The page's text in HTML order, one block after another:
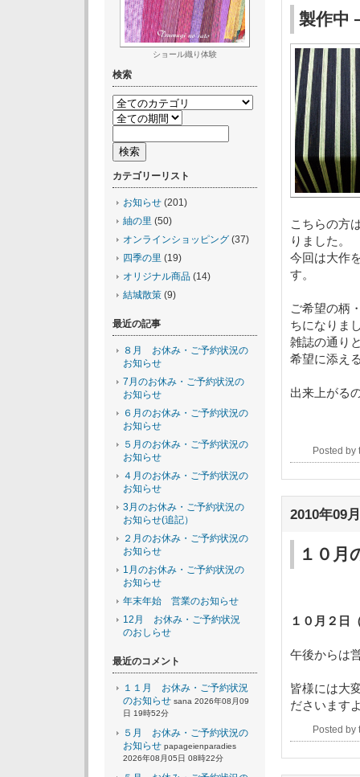
製作
こちらの方
りました。
今回は大作
す。
ご希望の柄
ちになりま
雑誌の通り
希望に添え
出来上がる
Posted
2010年09
１０月
１０月２日
午後からは
皆様には大
ださいます
Posted
ショール織り体験
検索
カテゴリーリスト
お知らせ (201)
紬の里 (50)
オンラインショッピング (37)
四季の里 (19)
オリジナル商品 (14)
結城散策 (9)
最近の記事
８月 お休み・ご予約状況の
お知らせ
7月のお休み・ご予約状況の
お知らせ
６月のお休み・ご予約状況の
お知らせ
５月のお休み・ご予約状況の
お知らせ
４月のお休み・ご予約状況の
お知らせ
3月のお休み・ご予約状況の
お知らせ(追記）
２月のお休み・ご予約状況の
お知らせ
1月のお休み・ご予約状況の
お知らせ
年末年始 営業のお知らせ
12月 お休み・ご予約状況
のおしらせ
最近のコメント
１１月 お休み・ご予約状況
のお知らせ sana 2026年08月09
日 19時52分
５月 お休み・ご予約状況の
お知らせ papageienparadies
2026年08月05日 08時22分